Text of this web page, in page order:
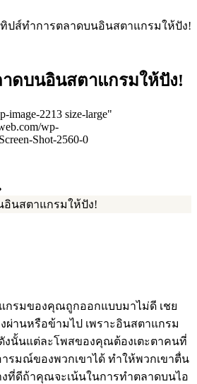
ปส์ทำการตลาดบนอินสตาแกรมให้ปัง!
ดบนอินสตาแกรมให้ปัง!
image-2213 size-large"
wp-
Shot-2560-0
กรมของคุณถูกออกแบบมาไม่ดี เชย
ผ่านหรือข้ามไป เพราะอินสตาแกรม
งนั้นแต่ละโพสของคุณต้องเตะตาคนที่
รมณ์ของพวกเขาได้ ทำให้พวกเขาตื่น
งที่ดีถ้าคุณจะเน้นในการทำตลาดบนไอ